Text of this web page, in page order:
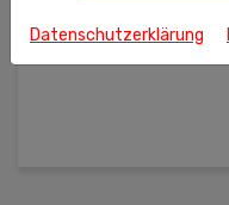
Datenschutzerklärung